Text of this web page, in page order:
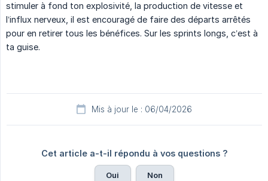
stimuler à fond ton explosivité, la production de vitesse et
l’influx nerveux, il est encouragé de faire des départs arrêtés
pour en retirer tous les bénéfices. Sur les sprints longs, c’est à
ta guise.
Mis à jour le : 06/04/2026
Cet article a-t-il répondu à vos questions ?
Oui Non